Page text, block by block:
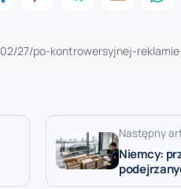
Następny
Niemcy: